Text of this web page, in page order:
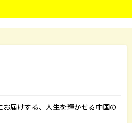
届けする、人生を輝かせる中国の